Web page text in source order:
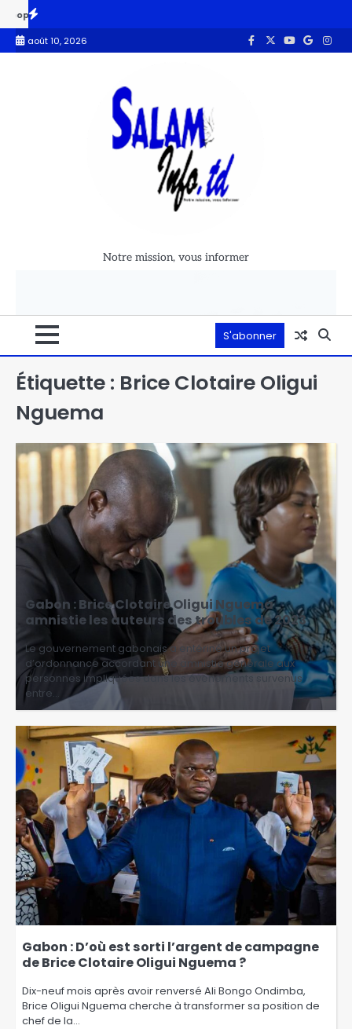
août 10, 2026
Notre mission, vous informer
S'abonner
Étiquette : Brice Clotaire Oligui
Nguema
Gabon : Brice Clotaire Oligui Nguema
amnistie les auteurs des troubles de 2023
Le gouvernement gabonais a entériné un projet
d’ordonnance accordant une amnistie générale aux
personnes impliquées dans les événements survenus
entre…
Gabon : D’où est sorti l’argent de campagne
de Brice Clotaire Oligui Nguema ?
Dix-neuf mois après avoir renversé Ali Bongo Ondimba,
Brice Oligui Nguema cherche à transformer sa position de
chef de la…